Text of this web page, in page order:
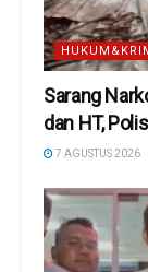
Sarang
dan HT,
7 AGUSTUS 2026